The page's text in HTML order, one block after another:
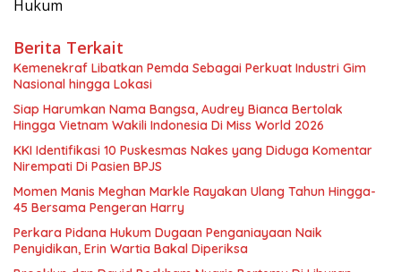
Hukum
Berita Terkait
Kemenekraf Libatkan Pemda Sebagai Perkuat Industri Gim
Nasional hingga Lokasi
Siap Harumkan Nama Bangsa, Audrey Bianca Bertolak
Hingga Vietnam Wakili Indonesia Di Miss World 2026
KKI Identifikasi 10 Puskesmas Nakes yang Diduga Komentar
Nirempati Di Pasien BPJS
Momen Manis Meghan Markle Rayakan Ulang Tahun Hingga-
45 Bersama Pengeran Harry
Perkara Pidana Hukum Dugaan Penganiayaan Naik
Penyidikan, Erin Wartia Bakal Diperiksa